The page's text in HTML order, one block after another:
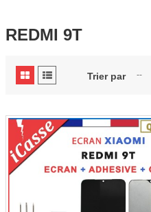
REDMI 9T
Trier par --